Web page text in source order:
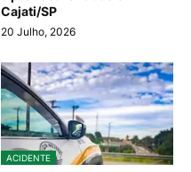
Cajati/SP
20 Julho, 2026
ACIDENTE